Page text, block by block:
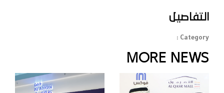
التفاصيل
Category :
MORE NEWS